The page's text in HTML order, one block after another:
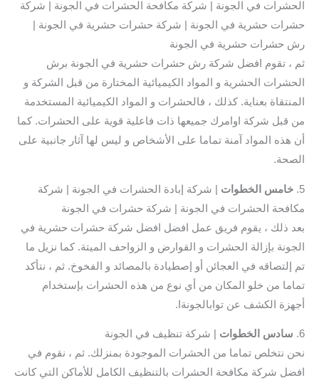
الحشرات في الجونة | شركة مكافحة الحشرات في الجونة | شركة
حشرات حشرية في الجونة | شركة حشرات حشرية في الجونة |
رش حشرات حشرية في الجونة
ثم ، تقوم افضل شركة رش حشرات حشرية في الجونة برش
الحشرات الحشرية و المواد الكيميائية المختارة من قبل الشركة و
المنتقاة بعناية. كذلك ، فالحشرات و المواد الكيميائية المستخدمة
من قبل شركة اوامرك جميعها ذات فاعلية قوية على الحشرات. كما
أن هذه المواد آمنة تماما على الأشخاص و ليس لها آثار جانبية على
الصحة.
5. خامس الخطوات
| شركة إبادة الحشرات في الجونة | شركة
مكافحة الحشرات في الجونة | شركة حشرات في الجونة
بعد ذلك ، يقوم فريق عمل افضل افضل شركة حشرات حشرية في
الجونة بإزالة الحشرات و القوارض و الزواحف الميتة. كما نزيل ما
تم إلتصاقه في العجائن أو إصطيادة بالمصائد و الفخوخ. ثم ، نتأكد
تماما من خلو المكان من أي نوع من هذه الحشرات بإستخدام
أجهزة الكشف عن توابالجونةا.
6. سادس الخطوات | شركة تنظيف في الجونة
نحن نتخلص تماما من الحشرات الموجودة بمنزلك. ثم ، نقوم في
افضل شركة مكافحة الحشرات بالتنظيف الكامل للأماكن التي كانت